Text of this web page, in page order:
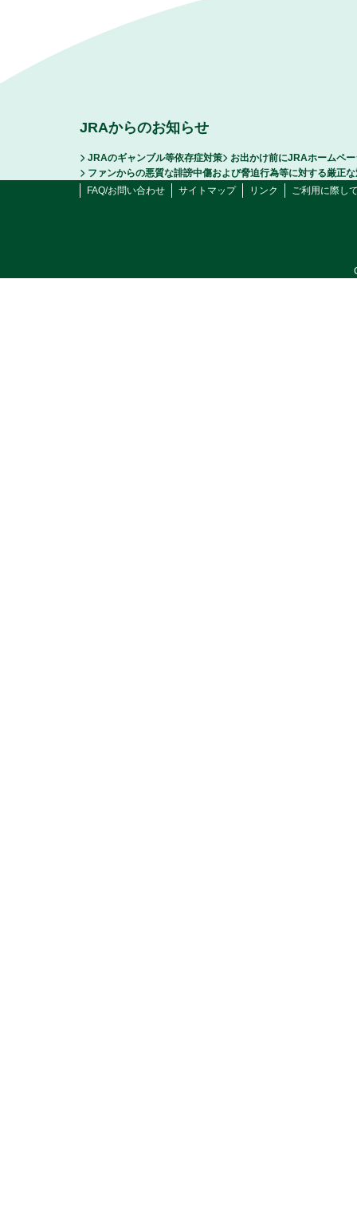
JRAからのお知らせ
JRAのギャンブル等依存症対策
お出かけ前にJRAホームペ
ファンからの悪質な誹謗中傷および脅迫行為等に対する厳正
FAQ/お問い合わせ
サイトマップ リンク ご利用に際し